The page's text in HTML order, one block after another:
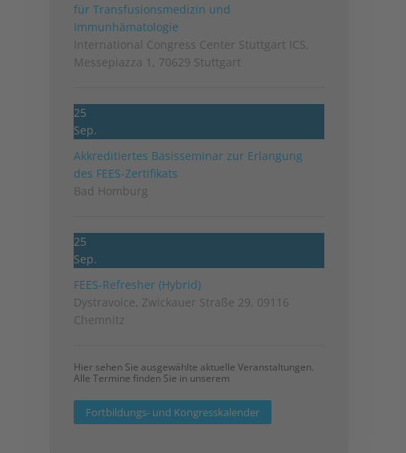
für Transfusionsmedizin und
Immunhämatologie
International Congress Center Stuttgart ICS,
Messepiazza 1, 70629 Stuttgart
25
Sep.
Akkreditiertes Basisseminar zur Erlangung
des FEES-Zertifikats
Bad Homburg
25
Sep.
FEES-Refresher (Hybrid)
Dystravoice, Zwickauer Straße 29, 09116
Chemnitz
Hier sehen Sie ausgewählte aktuelle Veranstaltungen.
Alle Termine finden Sie in unserem
Fortbildungs- und Kongresskalender